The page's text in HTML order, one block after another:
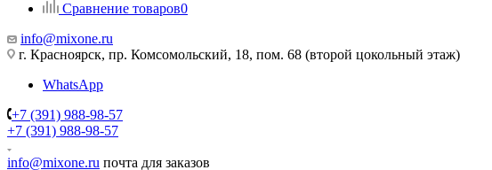
Сравнение товаров0
info@mixone.ru
г. Красноярск, пр. Комсомольский, 18, пом. 68 (второй цокольный этаж)
WhatsApp
+7 (391) 988-98-57
+7 (391) 988-98-57
info@mixone.ru почта для заказов